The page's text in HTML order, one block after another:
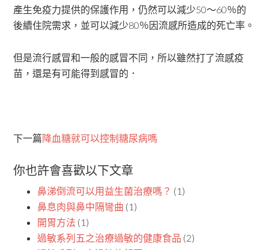
產生免疫力提供的保護作用，仍然可以減少50～60％的
後續住院需求，並可以減少80％因流感所造成的死亡率。
但是流行感冒和一般的感冒不同，所以雖然打了流感疫
苗，還是有可能得到感冒的．
下一篇降血糖就可以控制糖尿病嗎
你也許會喜歡以下文章
鼻涕倒流可以用益生菌治療嗎？ (1)
鼻息肉與鼻中隔彎曲 (1)
開胃方法 (1)
過敏系列五之治療過敏的健康食品 (2)